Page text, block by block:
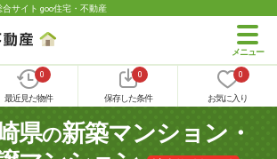
サイト goo住宅・不動産
0
最近見た物件
0
保存した条件
0
お気に入り
県の新築マンション・